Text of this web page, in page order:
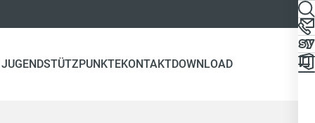
STÜTZPUNKTEKONTAKTDOWNLOAD